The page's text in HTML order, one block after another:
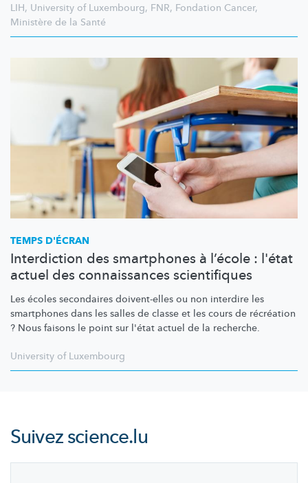
LIH, University of Luxembourg, FNR, Fondation Cancer,
Ministère de la Santé
TEMPS D'ÉCRAN
Interdiction des smartphones à l’école : l'état
actuel des connaissances scientifiques
Les écoles secondaires doivent-elles ou non interdire les
smartphones dans les salles de classe et les cours de récréation
? Nous faisons le point sur l'état actuel de la recherche.
University of Luxembourg
Suivezscience.lu